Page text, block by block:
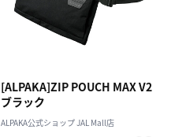
[ALPAKA]ZIP POUCH MAX V2
ブラック
ALPAKA公式ショップ JAL Mall店